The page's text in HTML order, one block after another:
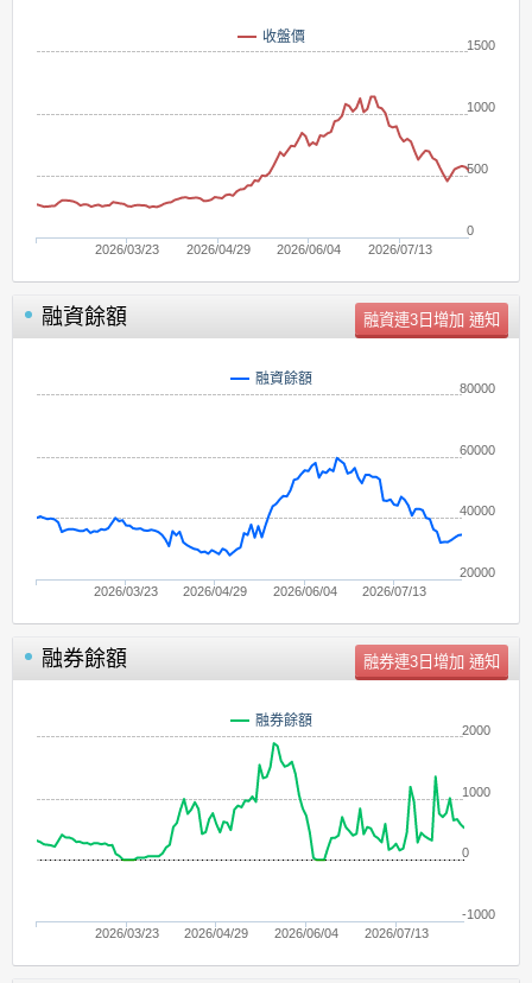
收盤價
2026/03/23 2026/04/29 2026/06/04 2026/07/13
0
500
1000
1500
融資餘額 單位：張
融資餘額
2026/03/23 2026/04/29 2026/06/04 2026/07/13
20000
40000
60000
80000
融券餘額 單位：張
融券餘額
2026/03/23 2026/04/29 2026/06/04 2026/07/13
-1000
0
1000
2000